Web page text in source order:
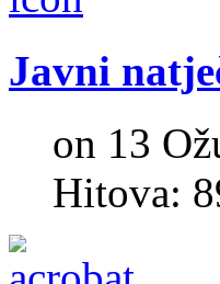
Javni
on 13
Hitova: